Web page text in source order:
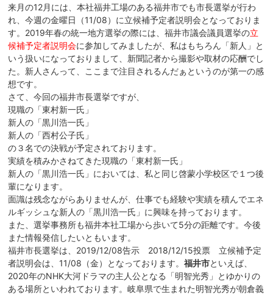
来月の12月には、本社福井工場のある福井市でも市長選挙が行わ
れ、今週の金曜日（11/08）に立候補予定者説明会となっておりま
す。2019年春の統一地方選挙の際には、福井市議会議員選挙の立
候補予定者説明会に参加してみましたが、私はもちろん「新人」と
いう扱いになっておりまして、新聞記者から撮影や取材の応酬でし
た。新人さんって、ここまで注目されるんだぁというのが第一の感
想です。
さて、今回の福井市長選挙ですが、
現職の「東村新一氏」
新人の「黒川浩一氏」
新人の「西村公子氏」
の３名での決戦が予定されております。
実績を積みかさねてきた現職の「東村新一氏」
新人の「黒川浩一氏」においては、私と同じ啓蒙小学校区で１つ後
輩になります。
面識は残念ながらありませんが、仕事でも経験や実績を積んでエネ
ルギッシュな新人の「黒川浩一氏」に興味を持っております。
また、選挙事務所も福井本社工場から歩いて5分の距離です。今後
また情報発信したいともいます。
福井市長選挙は、2019/12/08告示 2018/12/15投票 立候補予定
者説明会は、11/08（金）となっております。福井市といえば、
2020年のNHK大河ドラマの主人公となる「明智光秀」とゆかりの
ある場所といわれております。岐阜県で生まれた明智光秀が朝倉義